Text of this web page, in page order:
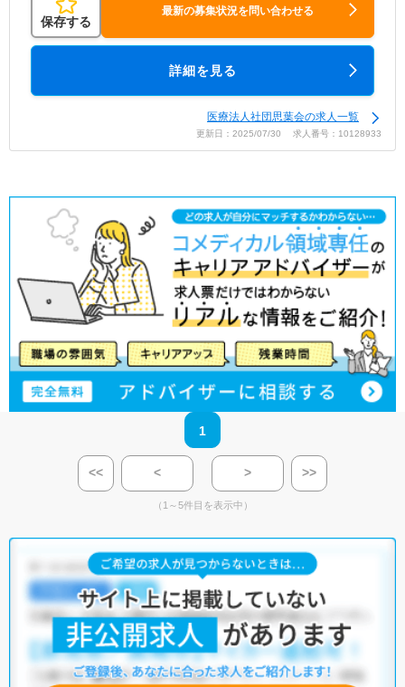
保存する
最新の募集状況を問い合わせる
詳細を見る
医療法人社団思葉会の求人一覧
更新日：2025/07/30 求人番号：10128933
1
<< < > >>
（1～5件目を表示中）